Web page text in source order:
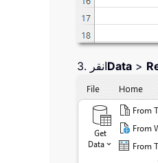
3. انقرData >